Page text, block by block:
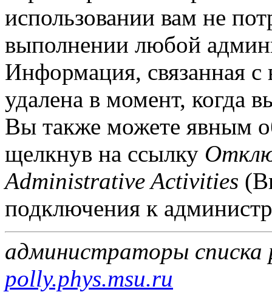
использовании вам не
выполнении любой
Информация, связанная
удалена в момент, когда
Вы также можете явным
щелкнув на ссылку
Administrative Activities
подключения к
администраторы списка
polly.phys.msu.ru